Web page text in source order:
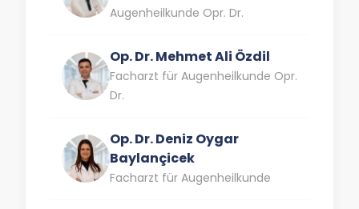
Augenheilkunde Opr. Dr.
Op. Dr. Mehmet Ali Özdil
Facharzt für Augenheilkunde Opr.
Dr.
Op. Dr. Deniz Oygar
Baylançicek
Facharzt für Augenheilkunde